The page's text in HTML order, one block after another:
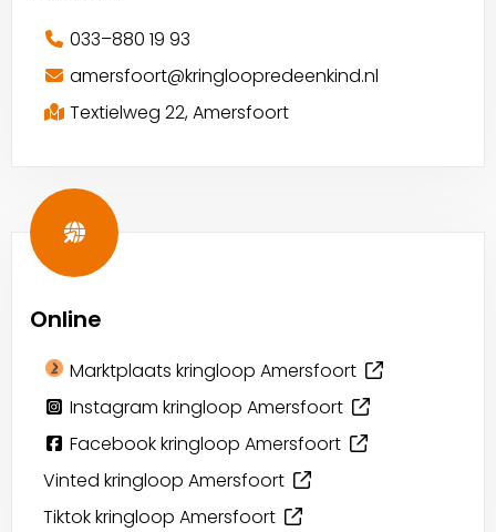
033–880 19 93
amersfoort@kringloopredeenkind.nl
Textielweg 22, Amersfoort
Online
Marktplaats kringloop Amersfoort
Instagram kringloop Amersfoort
Facebook kringloop Amersfoort
Vinted kringloop Amersfoort
Tiktok kringloop Amersfoort